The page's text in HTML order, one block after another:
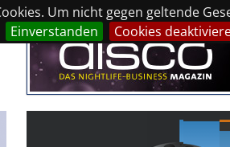
Um nicht gegen geltende
Einverstanden
Cookies